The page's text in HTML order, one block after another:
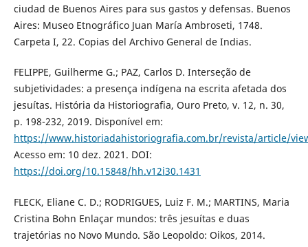
ciudad de Buenos Aires para sus gastos y defensas. Buenos
Aires: Museo Etnográfico Juan María Ambroseti, 1748.
Carpeta I, 22. Copias del Archivo General de Indias.
FELIPPE, Guilherme G.; PAZ, Carlos D. Interseção de
subjetividades: a presença indígena na escrita afetada dos
jesuítas. História da Historiografia, Ouro Preto, v. 12, n. 30,
p. 198-232, 2019. Disponível em:
https://www.historiadahistoriografia.com.br/revista/article/
Acesso em: 10 dez. 2021. DOI:
https://doi.org/10.15848/hh.v12i30.1431
FLECK, Eliane C. D.; RODRIGUES, Luiz F. M.; MARTINS, Maria
Cristina Bohn Enlaçar mundos: três jesuítas e duas
trajetórias no Novo Mundo. São Leopoldo: Oikos, 2014.